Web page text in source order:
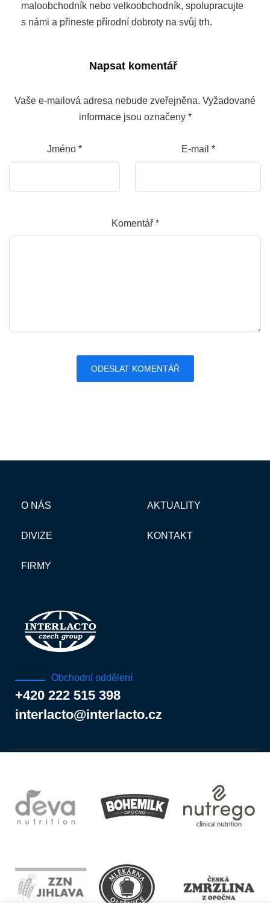
maloobchodník nebo velkoobchodník, spolupracujte
s námi a přineste přírodní dobroty na svůj trh.
Napsat komentář
Vaše e-mailová adresa nebude zveřejněna. Vyžadované
informace jsou označeny *
Jméno * E-mail *
Komentář *
O NÁS
DIVIZE
FIRMY
AKTUALITY
KONTAKT
Obchodní oddělení
+420 222 515 398
interlacto@interlacto.cz